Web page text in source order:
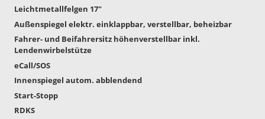
Leichtmetallfelgen 17"
Außenspiegel elektr. einklappbar, verstellbar, beheizbar
Fahrer- und Beifahrersitz höhenverstellbar inkl.
Lendenwirbelstütze
eCall/SOS
Innenspiegel autom. abblendend
Start-Stopp
RDKS